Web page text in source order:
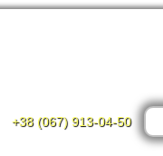
+38 (067) 913-04-50